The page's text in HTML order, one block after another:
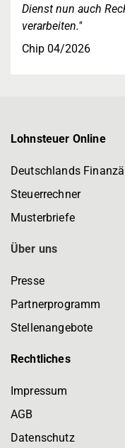
Dienst nun auch
verarbeiten."
Chip 04/2026
Lohnsteuer Online
Deutschlands
Steuerrechner
Musterbriefe
Über uns
Presse
Partnerprogramm
Stellenangebote
Rechtliches
Impressum
AGB
Datenschutz